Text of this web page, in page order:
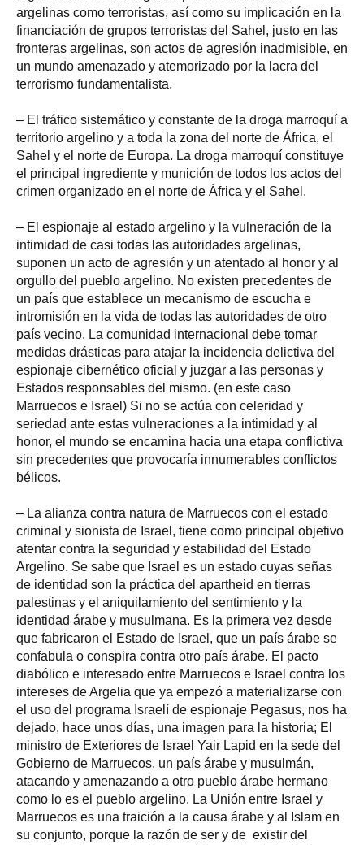
argelinas como terroristas, así como su implicación en la
financiación de grupos terroristas del Sahel, justo en las
fronteras argelinas, son actos de agresión inadmisible, en
un mundo amenazado y atemorizado por la lacra del
terrorismo fundamentalista.
– El tráfico sistemático y constante de la droga marroquí a
territorio argelino y a toda la zona del norte de África, el
Sahel y el norte de Europa. La droga marroquí constituye
el principal ingrediente y munición de todos los actos del
crimen organizado en el norte de África y el Sahel.
– El espionaje al estado argelino y la vulneración de la
intimidad de casi todas las autoridades argelinas,
suponen un acto de agresión y un atentado al honor y al
orgullo del pueblo argelino. No existen precedentes de
un país que establece un mecanismo de escucha e
intromisión en la vida de todas las autoridades de otro
país vecino. La comunidad internacional debe tomar
medidas drásticas para atajar la incidencia delictiva del
espionaje cibernético oficial y juzgar a las personas y
Estados responsables del mismo. (en este caso
Marruecos e Israel) Si no se actúa con celeridad y
seriedad ante estas vulneraciones a la intimidad y al
honor, el mundo se encamina hacia una etapa conflictiva
sin precedentes que provocaría innumerables conflictos
bélicos.
– La alianza contra natura de Marruecos con el estado
criminal y sionista de Israel, tiene como principal objetivo
atentar contra la seguridad y estabilidad del Estado
Argelino. Se sabe que Israel es un estado cuyas señas
de identidad son la práctica del apartheid en tierras
palestinas y el aniquilamiento del sentimiento y la
identidad árabe y musulmana. Es la primera vez desde
que fabricaron el Estado de Israel, que un país árabe se
confabula o conspira contra otro país árabe. El pacto
diabólico e interesado entre Marruecos e Israel contra los
intereses de Argelia que ya empezó a materializarse con
el uso del programa Israelí de espionaje Pegasus, nos ha
dejado, hace unos días, una imagen para la historia; El
ministro de Exteriores de Israel Yair Lapid en la sede del
Gobierno de Marruecos, un país árabe y musulmán,
atacando y amenazando a otro pueblo árabe hermano
como lo es el pueblo argelino. La Unión entre Israel y
Marruecos es una traición a la causa árabe y al Islam en
su conjunto, porque la razón de ser y de existir del